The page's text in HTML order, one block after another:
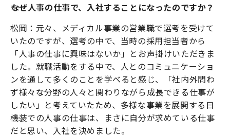
――なぜ人事の仕事で、入社することになったのですか？
松岡：元々、メディカル事業の営業職で選考を受けて
いたのですが、選考の中で、当時の採用担当者から
「人事の仕事に興味はないか」とお声掛けいただきま
した。就職活動をする中で、人とのコミュニケーショ
ンを通して多くのことを学べると感じ、「社内外問わ
ず様々な分野の人々と関わりながら成長できる仕事が
したい」と考えていたため、多様な事業を展開する日
機装での人事の仕事は、まさに自分が求めている仕事
だと思い、入社を決めました。